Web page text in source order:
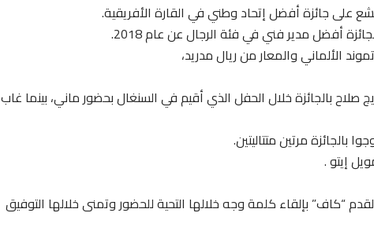
على جائزة أفضل إتحاد وطني في القارة الأفريقية.
أفضل مدير فني في فئة الرجال عن عام 2018.
الألماني والمعار من ريال مدريد،
صلاح بالجائزة خلال الحفل الذي أقيم في السنغال بحضور ماني، بينما غاب
بالجائزة مرتين متتاليتين.
إيتو .
“كاف” بإلقاء كلمة وجه خلالها التحية للحضور وتمنى خلالها التوفيق